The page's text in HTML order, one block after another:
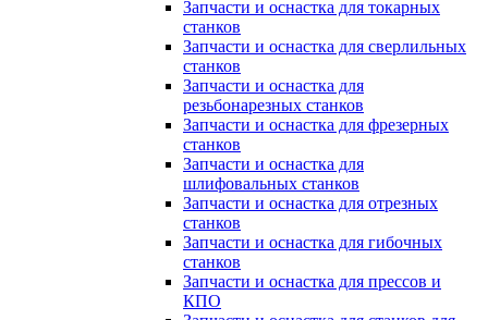
Запчасти и оснастка для токарных
станков
Запчасти и оснастка для сверлильных
станков
Запчасти и оснастка для
резьбонарезных станков
Запчасти и оснастка для фрезерных
станков
Запчасти и оснастка для
шлифовальных станков
Запчасти и оснастка для отрезных
станков
Запчасти и оснастка для гибочных
станков
Запчасти и оснастка для прессов и
КПО